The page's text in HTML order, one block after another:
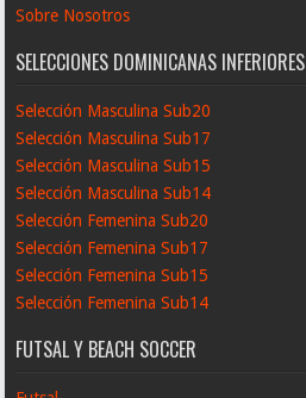
Sobre Nosotros
SELECCIONES DOMINICANAS INFERIORES
Selección Masculina Sub20
Selección Masculina Sub17
Selección Masculina Sub15
Selección Masculina Sub14
Selección Femenina Sub20
Selección Femenina Sub17
Selección Femenina Sub15
Selección Femenina Sub14
FUTSAL Y BEACH SOCCER